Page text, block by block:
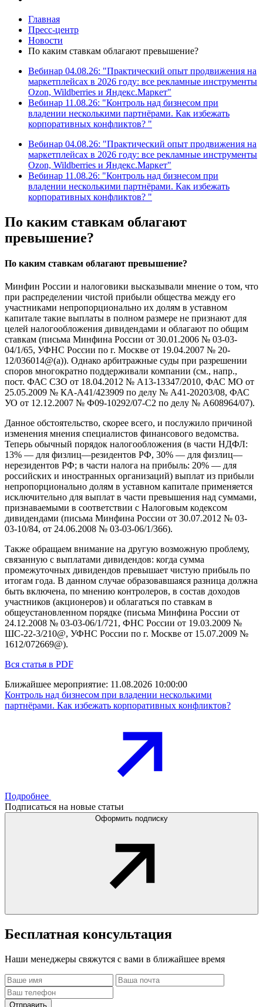
Главная
Пресс-центр
Новости
По каким ставкам облагают превышение?
Вебинар 04.08.26: "Практический опыт продвижения на
маркетплейсах в 2026 году: все рекламные инструменты
Ozon, Wildberries и Яндекс.Маркет"
Вебинар 11.08.26: "Контроль над бизнесом при
владении несколькими партнёрами. Как избежать
корпоративных конфликтов? "
Вебинар 04.08.26: "Практический опыт продвижения на
маркетплейсах в 2026 году: все рекламные инструменты
Ozon, Wildberries и Яндекс.Маркет"
Вебинар 11.08.26: "Контроль над бизнесом при
владении несколькими партнёрами. Как избежать
корпоративных конфликтов? "
По каким ставкам облагают
превышение?
По каким ставкам облагают превышение?
Минфин России и налоговики высказывали мнение о том, что
при распределении чистой прибыли общества между его
участниками непропорционально их долям в уставном
капитале такие выплаты в полном размере не признают для
целей налогообложения дивидендами и облагают по общим
ставкам (письма Минфина России от 30.01.2006 № 03-03-
04/1/65, УФНС России по г. Москве от 19.04.2007 № 20-
12/036014@(а)). Однако арбитражные суды при разрешении
споров многократно поддерживали компании (см., напр.,
пост. ФАС СЗО от 18.04.2012 № А13-13347/2010, ФАС МО от
25.05.2009 № КА-А41/4239­09 по делу № А41-20203/08, ФАС
УО от 12.12.2007 № Ф09-10292/07-С2 по делу № А608964/07).
Данное обстоятельство, скорее всего, и послужило причиной
изменения мнения специалистов финансового ведомства.
Теперь обычный порядок налогообложения (в части НДФЛ:
13% — для физлиц—резидентов РФ, 30% — для физлиц—
нерезидентов РФ; в части налога на прибыль: 20% — для
российских и иностранных организаций) выплат из прибыли
непропорционально долям в уставном капитале применяет­ся
исключительно для выплат в части превышения над суммами,
признаваемыми в соответствии с Налоговым кодексом
дивидендами (письма Минфина России от 30.07.2012 № 03-
03-10/84, от 24.06.2008 № 03-03-06/1/366).
Также обращаем внимание на другую возможную проблему,
связанную с выплатами дивидендов: когда сумма
промежуточных дивидендов превыша­ет чистую прибыль по
итогам года. В данном случае образовавшаяся разница должна
быть включена, по мнению контролеров, в состав доходов
участников (акционеров) и облагаться по ставкам в
общеустановленном порядке (письма Минфина России от
24.12.2008 № 03-03-06/1/721, ФНС России от 19.03.2009 №
ШС-22-3/210@, УФНС России по г. Москве от 15.07.2009 №
1612/072669@).
Вся статья в PDF
Ближайшее мероприятие: 11.08.2026 10:00:00
Контроль над бизнесом при владении несколькими
партнёрами. Как избежать корпоративных конфликтов?
Подробнее
Подписаться на новые статьи
Оформить подписку
Бесплатная консультация
Наши менеджеры свяжутся с вами в ближайшее время
Отправить